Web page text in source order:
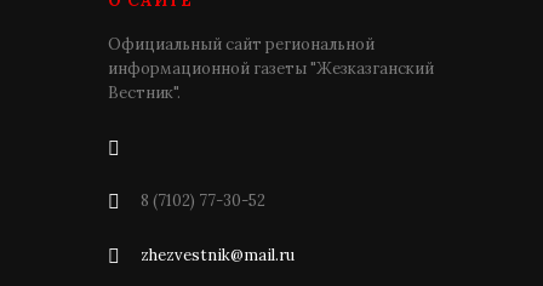
Официальный сайт региональной
информационной газеты "Жезказганский
Вестник".
8 (7102) 77-30-52
zhezvestnik@mail.ru